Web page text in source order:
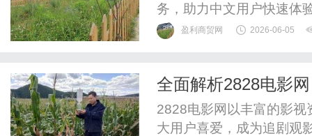
务，助力中文用户快速体
健康发展。
盈利商贸网 2026-06-05
全面解析2828电影
体验
2828电影网以丰富的影
大用户喜爱，成为追剧观